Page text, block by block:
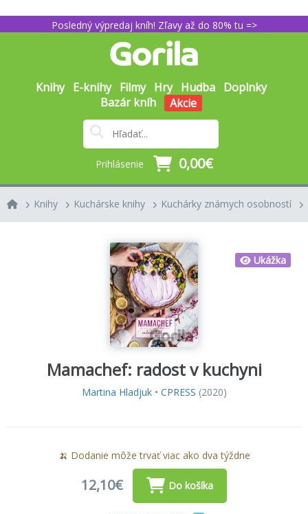
Posledný výpredaj kníh! Zľavy až do 80% tu =>
Knihy E-knihy Filmy Hry Hudba Doplnky
Bazár kníh
Akcie
Prihlásenie 0,00€
Knihy Kuchárske knihy Kuchárky známych osobností
Ukážka
Mamachef: radost v kuchyni
Martina Hladjuk• CPRESS (2020)
🍌 Dodanie môže trvať viac ako dva týždne
12,10€ Do košíka